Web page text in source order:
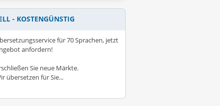
- KOSTENGÜNSTIG
für 70 Sprachen, jetzt
anfordern!
Sie neue Märkte.
übersetzen für Sie...